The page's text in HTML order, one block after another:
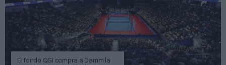
El fondo QSI compra a Damm la